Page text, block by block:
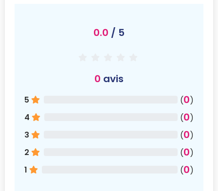
0.0 / 5
0 avis
5 (0)
4
(0)
3
(0)
2
(0)
1
(0)